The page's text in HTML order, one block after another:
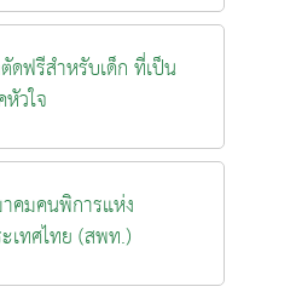
ดฟรีสำหรับเด็ก ที่เป็น
หัวใจ
คมคนพิการแห่ง
เทศไทย (สพท.)